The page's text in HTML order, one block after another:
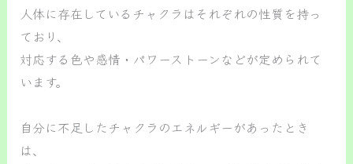
人体に存在しているチャクラはそれぞれの性質を持っ
ており、
対応する色や感情・パワーストーンなどが定められて
います。
自分に不足したチャクラのエネルギーがあったとき
は、